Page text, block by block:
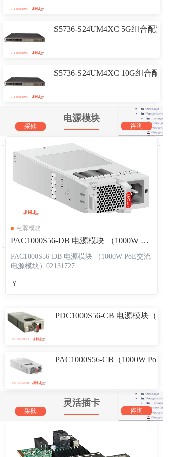
S5736-S24UM4XC
S5736-S24UM4XC
电源模块
采购 咨询
电源模块
PAC1000S56-DB 电源模块 （1000W PoE交流电源模块）02131727
PAC1000S56-DB 电源模块 （1000W PoE交流
电源模块）02131727
￥
PDC1000S56-CB 电源模块（1000W
PAC1000S56-CB（1000W PoE交流电
灵活插卡
采购 咨询